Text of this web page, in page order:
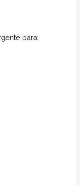
para: